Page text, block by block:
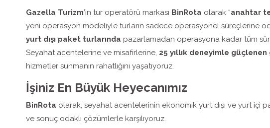
Gazella Turizm’in tur operatörü markası BinRota olarak “anahtar
yeni operasyon modeliyle turların sadece operasyonel süreçlerine
yurt dışı paket turlarında pazarlamadan operasyona kadar tüm
Seyahat acentelerine ve misafirlerine, 25 yıllık deneyimle
hizmetler sunmanın rahatlığını yaşatıyoruz.
İşiniz En Büyük Heyecanımız
BinRota olarak, seyahat acentelerinin ekonomik yurt dışı ve yurt içi
ve sonuç odaklı çözümlerle karşılıyoruz.